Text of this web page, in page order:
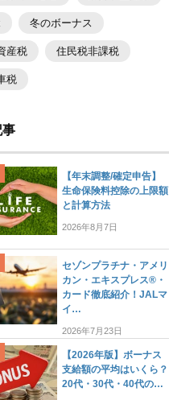
冬のボーナス
産税 住民税非課税
税
事
【年末調整/確定申告】
生命保険料控除の上限額
と計算方法
2026年8月7日
セゾンプラチナ・アメリ
カン・エキスプレス®・
カード徹底紹介！JALマ
イ…
2026年7月23日
【2026年版】ボーナス
支給額の平均はいくら？
20代・30代・40代の…